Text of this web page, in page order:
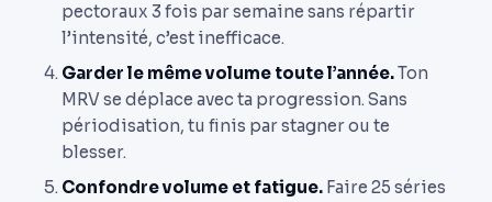
pectoraux 3 fois par semaine sans répartir
l’intensité, c’est inefficace.
Garder le même volume toute l’année.Ton
MRV se déplace avec ta progression. Sans
périodisation, tu finis par stagner ou te
blesser.
Confondre volume et fatigue. Faire 25 séries